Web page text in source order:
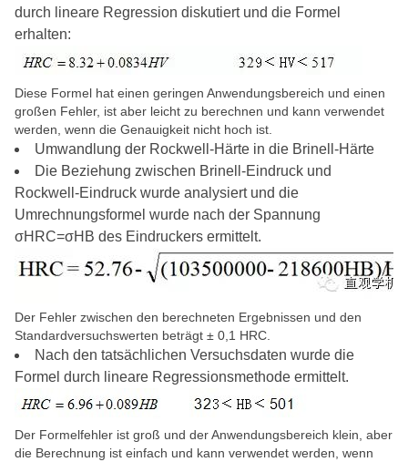
durch lineare Regression diskutiert und die Formel
erhalten:
Diese Formel hat einen geringen Anwendungsbereich und einen
großen Fehler, ist aber leicht zu berechnen und kann verwendet
werden, wenn die Genauigkeit nicht hoch ist.
Umwandlung der Rockwell-Härte in die Brinell-Härte
Die Beziehung zwischen Brinell-Eindruck und
Rockwell-Eindruck wurde analysiert und die
Umrechnungsformel wurde nach der Spannung
σHRC=σHB des Eindruckers ermittelt.
Der Fehler zwischen den berechneten Ergebnissen und den
Standardversuchswerten beträgt ± 0,1 HRC.
Nach den tatsächlichen Versuchsdaten wurde die
Formel durch lineare Regressionsmethode ermittelt.
Der Formelfehler ist groß und der Anwendungsbereich klein, aber
die Berechnung ist einfach und kann verwendet werden, wenn